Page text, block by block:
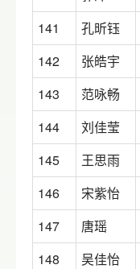
141
孔昕钰
142
张皓宇
143
范咏畅
144
刘佳莹
145
王思雨
146
宋紫怡
147
唐瑶
148
吴佳怡